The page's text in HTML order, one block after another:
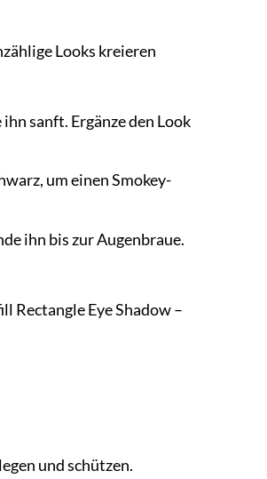
Looks kreieren
sanft. Ergänze den Look
um einen Smokey-
ihn bis zur Augenbraue.
Rectangle Eye Shadow –
und schützen.